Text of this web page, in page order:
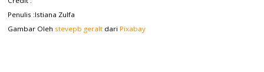
Penulis :Istiana Zulfa
Gambar Oleh stevepb geralt dari Pixabay